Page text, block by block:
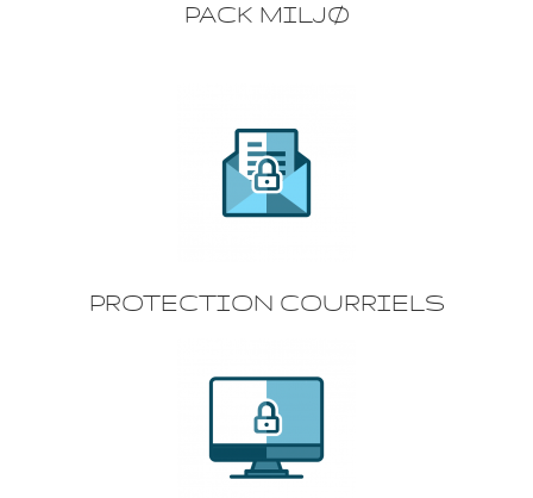
PACK MILJØ
PROTECTION COURRIELS